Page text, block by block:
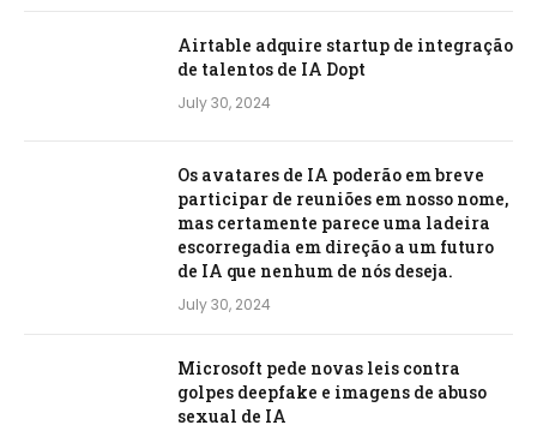
Airtable adquire startup de integração
de talentos de IA Dopt
July 30, 2024
Os avatares de IA poderão em breve
participar de reuniões em nosso nome,
mas certamente parece uma ladeira
escorregadia em direção a um futuro
de IA que nenhum de nós deseja.
July 30, 2024
Microsoft pede novas leis contra
golpes deepfake e imagens de abuso
sexual de IA